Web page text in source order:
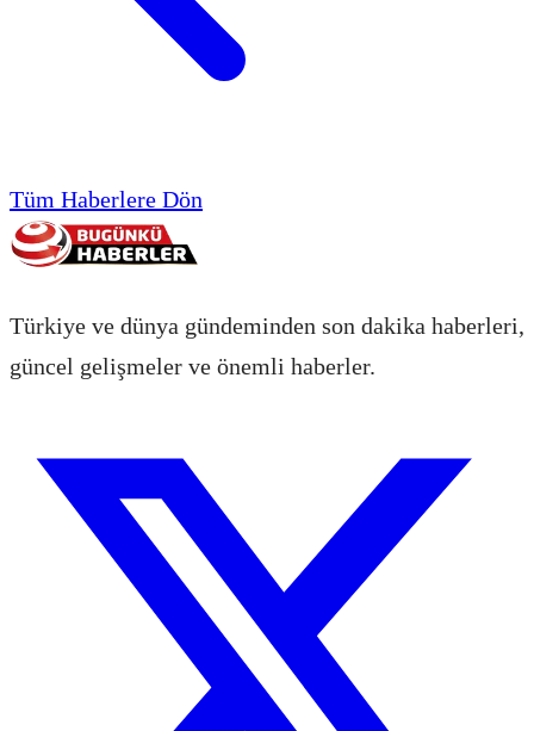
Tüm Haberlere Dön
Türkiye ve dünya gündeminden son dakika haberleri,
güncel gelişmeler ve önemli haberler.